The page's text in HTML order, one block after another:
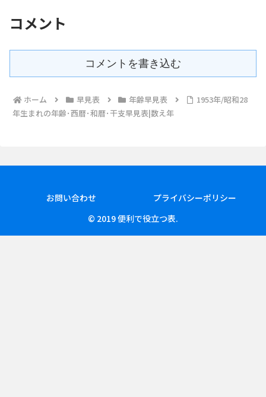
コメント
コメントを書き込む
ホーム 早見表 年齢早見表
1953年/昭和28
年生まれの年齢･西暦･和暦･干支早見表|数え年
お問い合わせ
プライバシーポリシー
© 2019 便利で役立つ表.